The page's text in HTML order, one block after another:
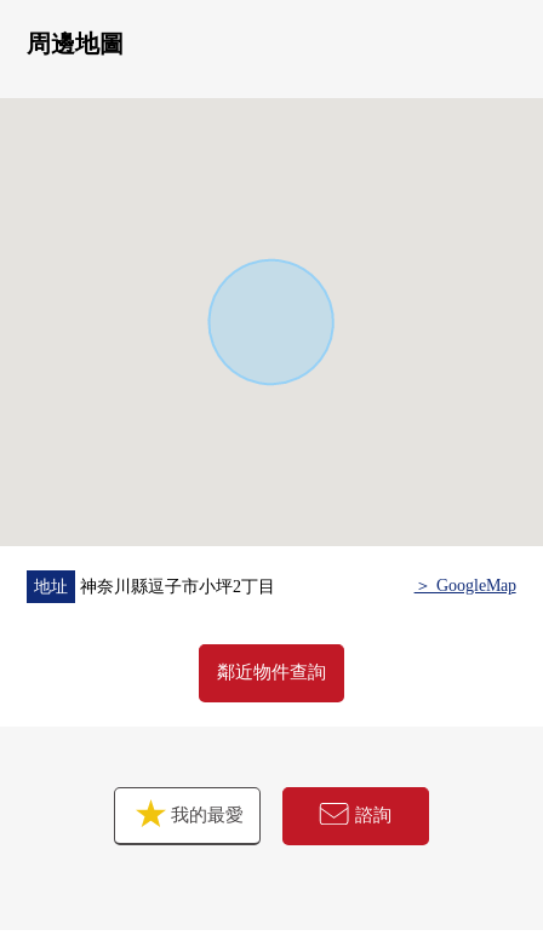
0到小坪小學步行7分鐘
周邊地圖
地址 神奈川縣逗子市小坪2丁目 ＞ GoogleMap
鄰近物件查詢
我的最愛 諮詢